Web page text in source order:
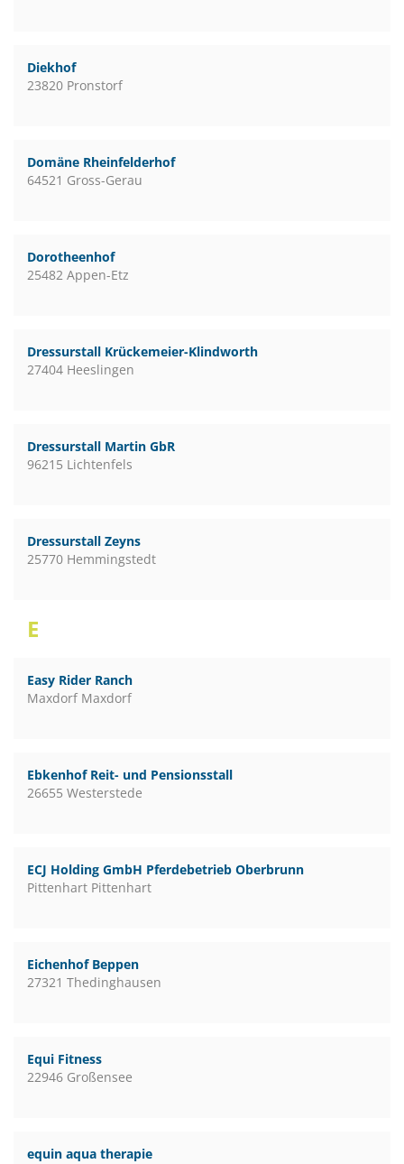
Diekhof
23820 Pronstorf
Domäne Rheinfelderhof
64521 Gross-Gerau
Dorotheenhof
25482 Appen-Etz
Dressurstall Krückemeier-Klindworth
27404 Heeslingen
Dressurstall Martin GbR
96215 Lichtenfels
Dressurstall Zeyns
25770 Hemmingstedt
E
Easy Rider Ranch
Maxdorf Maxdorf
Ebkenhof Reit- und Pensionsstall
26655 Westerstede
ECJ Holding GmbH Pferdebetrieb Oberbrunn
Pittenhart Pittenhart
Eichenhof Beppen
27321 Thedinghausen
Equi Fitness
22946 Großensee
equin aqua therapie